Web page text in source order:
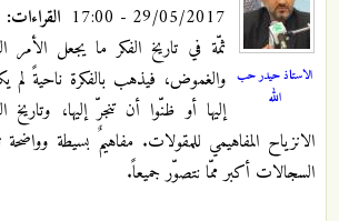
الاستاذ حيدر حب
الله
29/05/2017 - 17:00 القراءات:
ثمّة في تاريخ الفكر ما يجعل الأمر
والغموض، فيذهب بالفكرة ناحيةً لم
إليها أو ظنّوا أن تنجرّ إليها، وتاريخ
الانزياح المفاهيمي للمقولات. مفاهيمٌ بسيطة
السجالات أكبر ممّا نتصوّر جميعاً.